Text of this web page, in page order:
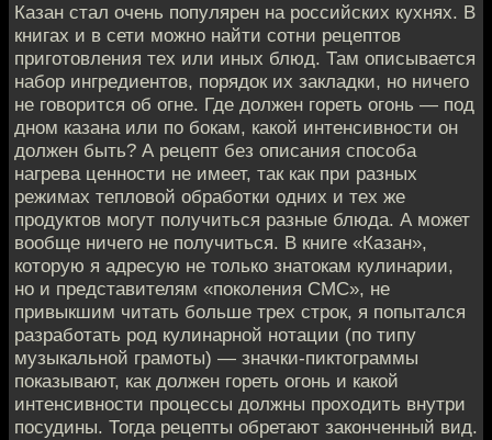
Казан стал очень популярен на российских кухнях. В
книгах и в сети можно найти сотни рецептов
приготовления тех или иных блюд. Там описывается
набор ингредиентов, порядок их закладки, но ничего
не говорится об огне. Где должен гореть огонь — под
дном казана или по бокам, какой интенсивности он
должен быть? А рецепт без описания способа
нагрева ценности не имеет, так как при разных
режимах тепловой обработки одних и тех же
продуктов могут получиться разные блюда. А может
вообще ничего не получиться. В книге «Казан»,
которую я адресую не только знатокам кулинарии,
но и представителям «поколения СМС», не
привыкшим читать больше трех строк, я попытался
разработать род кулинарной нотации (по типу
музыкальной грамоты) — значки-пиктограммы
показывают, как должен гореть огонь и какой
интенсивности процессы должны проходить внутри
посудины. Тогда рецепты обретают законченный вид.